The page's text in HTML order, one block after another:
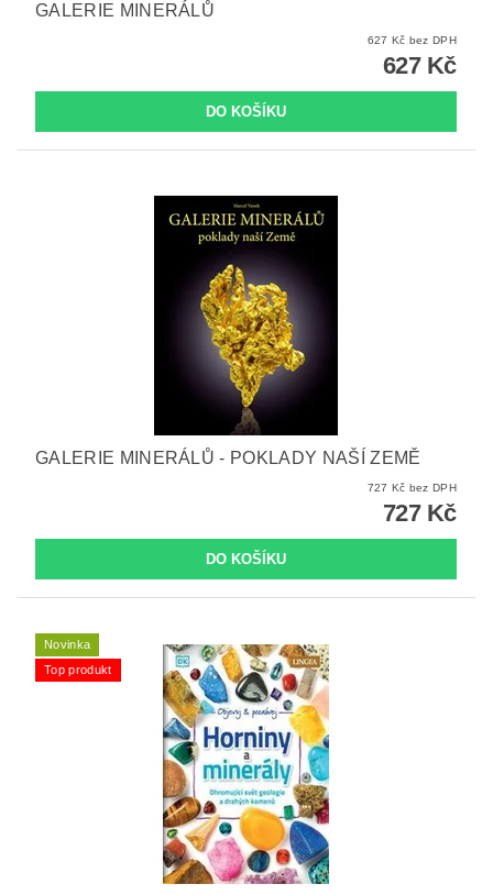
GALERIE MINERÁLŮ
627 Kč bez DPH
627 Kč
GALERIE MINERÁLŮ - POKLADY NAŠÍ ZEMĚ
727 Kč bez DPH
727 Kč
Novinka
Top produkt